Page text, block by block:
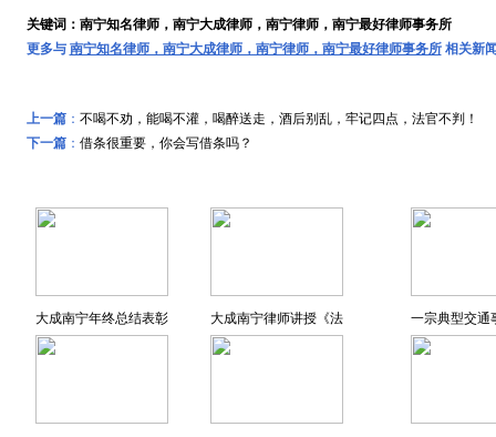
关键词：南宁知名律师，南宁大成律师，南宁律师，南宁最好律师事务所
更多与 南宁知名律师，南宁大成律师，南宁律师，南宁最好律师事务所相关新
上一篇： 不喝不劝，能喝不灌，喝醉送走，酒后别乱，牢记四点，法官不判！
下一篇： 借条很重要，你会写借条吗？
大成南宁年终总结表彰 大成南宁律师讲授《法 一宗典型交通